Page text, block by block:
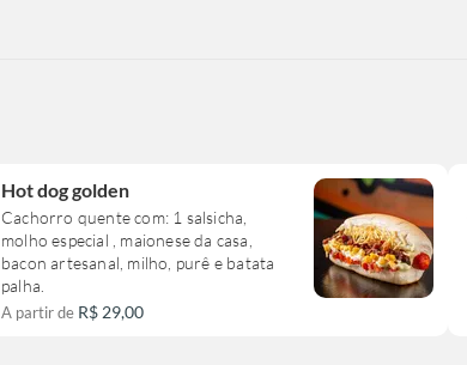
Hot dog golden
Cachorro quente com: 1 salsicha,
molho especial , maionese da casa,
bacon artesanal, milho, purê e batata
palha.
A partir de R$ 29,00